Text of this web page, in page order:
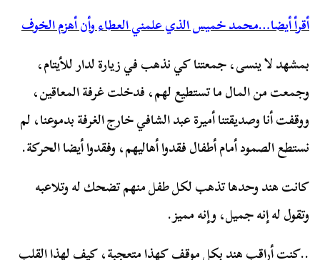
أقرأ أيضا…محمد خميس الذي علمني العطاء وأن أهزم الخوف
بمشهد لا ينسى، جمعتنا كي نذهب في زيارة لدار للأيتام،
وجمعت من المال ما تستطيع لهم، فدخلت غرفة المعاقين،
ووقفت أنا وصديقتنا أميرة عبد الشافي خارج الغرفة بدموعنا، لم
نستطع الصمود أمام أطفال فقدوا أهاليهم، وفقدوا أيضا الحركة.
كانت هند وحدها تذهب لكل طفل منهم تضحك له وتلاعبه
وتقول له إنه جميل، وإنه مميز.
..كنت أراقب هند بكل موقف كهذا متعجبة، كيف لهذا القلب